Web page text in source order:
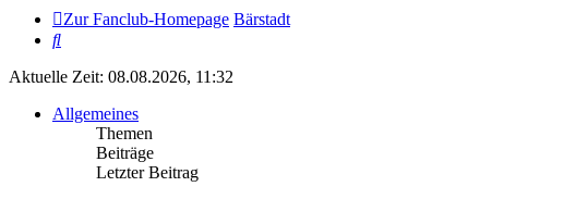
Zur Fanclub-Homepage Bärstadt
Suche
Aktuelle Zeit: 08.08.2026, 11:32
Allgemeines
Themen
Beiträge
Letzter Beitrag